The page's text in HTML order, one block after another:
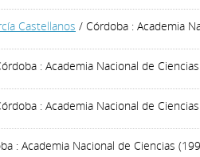
Castellanos / Córdoba : Academia
: Academia Nacional de
: Academia Nacional de
: Academia Nacional de Ciencias